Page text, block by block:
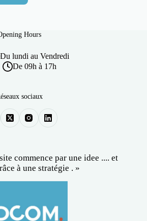
Hours
Du lundi au Vendredi
De 09h à 17h
sociaux
commence par une idee .... et
à une stratégie . »